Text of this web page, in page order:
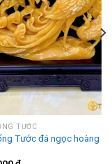
TƯỚC
Tước đá ngọc hoàng